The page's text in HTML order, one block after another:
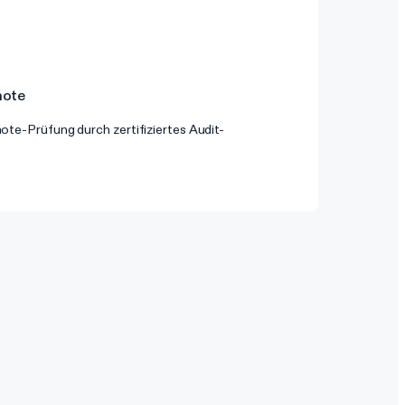
Prüfung durch zertifiziertes Audit-